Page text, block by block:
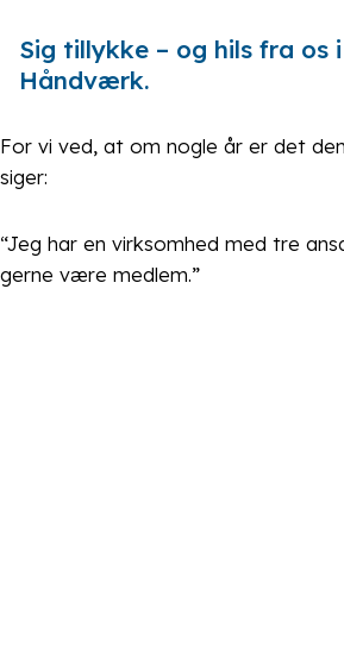
Sig tillykke – og hils fra os
Håndværk.
For vi ved, at om nogle år er det
siger:
“Jeg har en virksomhed med tre
gerne være medlem.”